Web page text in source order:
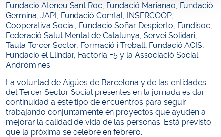
Fundació Ateneu Sant Roc, Fundació Marianao, Fundació
Germina, JAPI, Fundació Comtal, INSERCOOP,
Cooperativa Social, Fundació Soñar Despierto, Fundisoc,
Federació Salut Mental de Catalunya, Servei Solidari,
Taula Tercer Sector, Formació i Treball, Fundació ACIS,
Fundació el Llindar, Factoria F5 y la Associació Social
Andròmines.
La voluntad de Aigües de Barcelona y de las entidades
del Tercer Sector Social presentes en la jornada es dar
continuidad a este tipo de encuentros para seguir
trabajando conjuntamente en proyectos que ayuden a
mejorar la calidad de vida de las personas. Está previsto
que la próxima se celebre en febrero.